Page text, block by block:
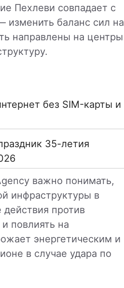
Пехлеви совпадает с
баланс сил на
направлены на центры
без SIM-карты и
35-летия
важно понимать,
инфраструктуры в
против
повлиять на
энергетическим и
в случае удара по